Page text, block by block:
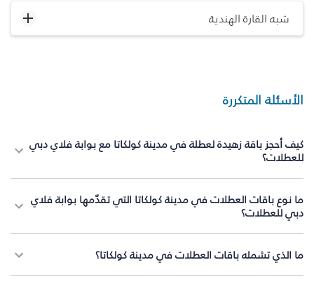
شبه القارة الهندية
الأسئلة المتكررة
كيف أحجز باقة زهيدة لعطلة في مدينة كولكاتا مع بوابة فلاي دبي
للعطلات؟
ما نوع باقات العطلات في مدينة كولكاتا التي تقدّمها بوابة فلاي
دبي للعطلات؟
ما الذي تشمله باقات العطلات في مدينة كولكاتا؟